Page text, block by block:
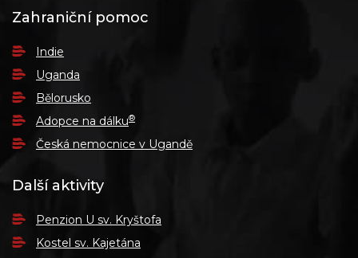
Zahraniční pomoc
Indie
Uganda
Bělorusko
Adopce na dálku®
Česká nemocnice v Ugandě
Další aktivity
Penzion U sv. Kryštofa
Kostel sv. Kajetána